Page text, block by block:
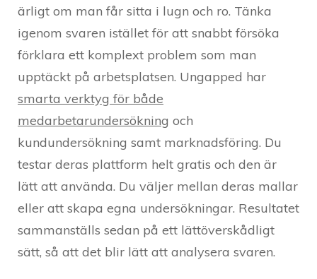
ärligt om man får sitta i lugn och ro. Tänka
igenom svaren istället för att snabbt försöka
förklara ett komplext problem som man
upptäckt på arbetsplatsen. Ungapped har
smarta verktyg för både
medarbetarundersökning och
kundundersökning samt marknadsföring. Du
testar deras plattform helt gratis och den är
lätt att använda. Du väljer mellan deras mallar
eller att skapa egna undersökningar. Resultatet
sammanställs sedan på ett lättöverskådligt
sätt, så att det blir lätt att analysera svaren.